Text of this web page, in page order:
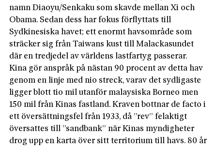
namn Diaoyu/Senkaku som skavde mellan Xi och
Obama. Sedan dess har fokus förflyttats till
Sydkinesiska havet; ett enormt havsområde som
sträcker sig från Taiwans kust till Malackasundet
där en tredjedel av världens lastfartyg passerar.
Kina gör anspråk på nästan 90 procent av detta hav
genom en linje med nio streck, varav det sydligaste
ligger blott tio mil utanför malaysiska Borneo men
150 mil från Kinas fastland. Kraven bottnar de facto i
ett översättningsfel från 1933, då ”rev” felaktigt
översattes till ”sandbank” när Kinas myndigheter
drog upp en karta över sitt territorium till havs. 80 år